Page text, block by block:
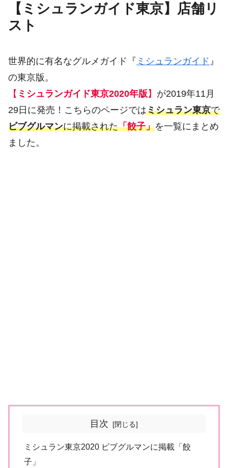
【ミシュランガイド東京】店舗リ
スト
世界的に有名なグルメガイド『 ミシュランガイド 』
の東京版。
【 ミシュランガイド東京2020年版 】 が2019年11月
29日に発売！こちらのページではミシュラン東京で
ビブグルマンに掲載された「餃子」を一覧にまとめ
ました。
目次
ミシュラン東京2020 ビブグルマンに掲載「餃
子」